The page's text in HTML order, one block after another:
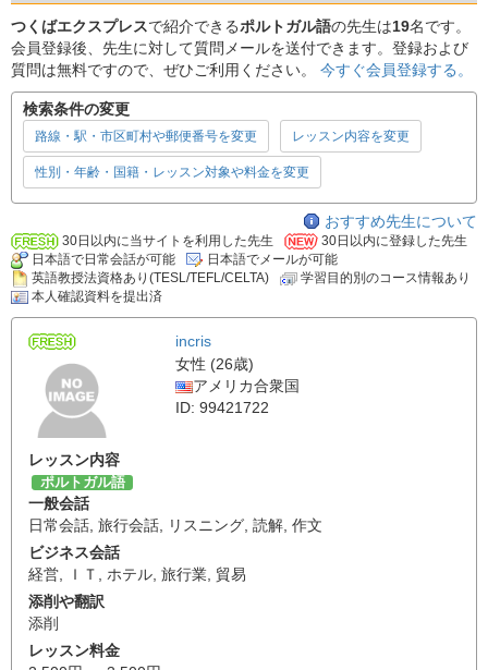
つくばエクスプレスで紹介できるポルトガル語の先生は19名です。
会員登録後、先生に対して質問メールを送付できます。登録および
質問は無料ですので、ぜひご利用ください。 今すぐ会員登録する。
検索条件の変更
路線・駅・市区町村や郵便番号を変更 レッスン内容を変更
性別・年齢・国籍・レッスン対象や料金を変更
おすすめ先生について
30日以内に当サイトを利用した先生
30日以内に登録した先生
日本語で日常会話が可能
日本語でメールが可能
英語教授法資格あり(TESL/TEFL/CELTA)
学習目的別のコース情報あり
本人確認資料を提出済
incris
女性 (26歳)
アメリカ合衆国
ID: 99421722
レッスン内容
ポルトガル語
一般会話
日常会話, 旅行会話, リスニング, 読解, 作文
ビジネス会話
経営, ＩＴ , ホテル, 旅行業, 貿易
添削や翻訳
添削
レッスン料金